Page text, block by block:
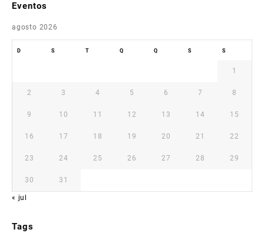
Eventos
agosto 2026
D S T Q Q S S
1
2 3 4 5 6 7 8
9 10 11 12 13 14 15
16 17 18 19 20 21 22
23 24 25 26 27 28 29
30 31
« jul
Tags